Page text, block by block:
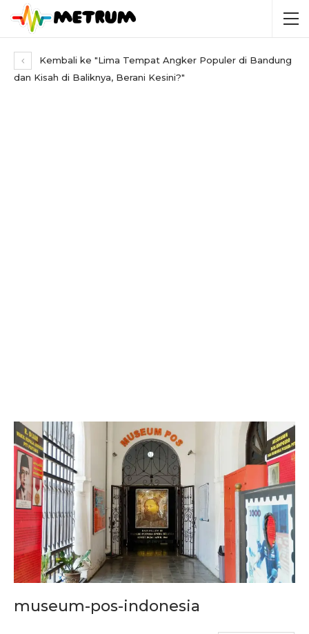
Kembali ke "Lima Tempat Angker Populer di Bandung
dan Kisah di Baliknya, Berani Kesini?"
museum-pos-indonesia